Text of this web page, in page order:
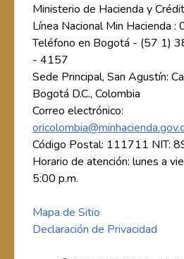
Ministerio de Hacienda y
Línea Nacional Min Hacienda
Teléfono en Bogotá - (57 1)
- 4157
Sede Principal, San Agustín:
Bogotá D.C., Colombia
Correo electrónico:
Código Postal: 111711 NIT:
Horario de atención: lunes a
5:00 p.m.
Mapa de Sitio
Declaración de Privacidad